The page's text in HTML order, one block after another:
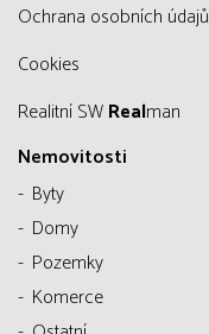
Ochrana osobních údajů
Cookies
Realitní SWRealman
Nemovitosti
Byty
Domy
Pozemky
Komerce